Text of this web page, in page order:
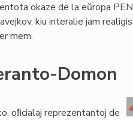
okaze de la eŭropa
kiu interalie jam
mem.
Domon
oﬁcialaj reprezentantoj de